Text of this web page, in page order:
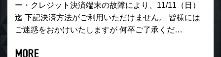
ー・クレジット決済端末の故障により、11/11（日）
迄 下記決済方法がご利用いただけません。 皆様には
ご迷惑をおかけいたしますが 何卒ご了承くだ…